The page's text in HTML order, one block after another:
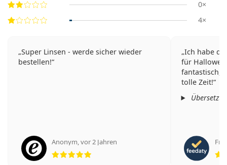
0×
4×
Super Linsen - werde sicher wieder
bestellen!
Anonym,vor 2 Jahren
Bewertung 5 aus 5
Ich habe
für
fantastisch,
tolle Zeit!
Übersetzt